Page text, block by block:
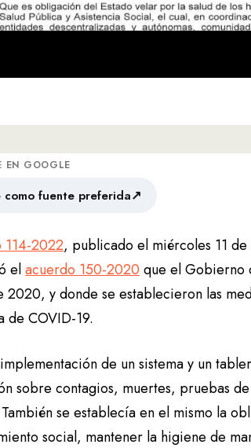
EN GOOGLE
fuente preferida↗
114-2022, publicado el miércoles 11
elacuerdo 150-2020 que el Gobierno
y donde se establecieron las
de COVID-19.
de un sistema y un
sobre contagios, muertes, pruebas
se establecía en el mismo la
social, mantener la higiene de